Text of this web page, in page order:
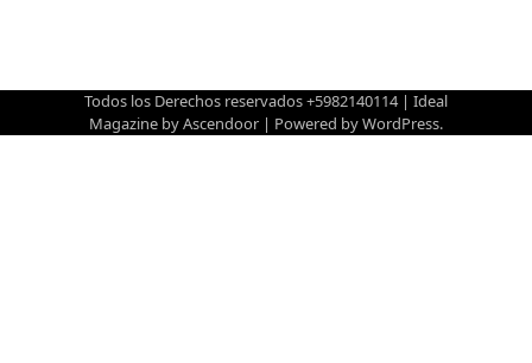
Todos los Derechos reservados +5982140114 | Ideal
Magazine byAscendoor | Powered byWordPress.